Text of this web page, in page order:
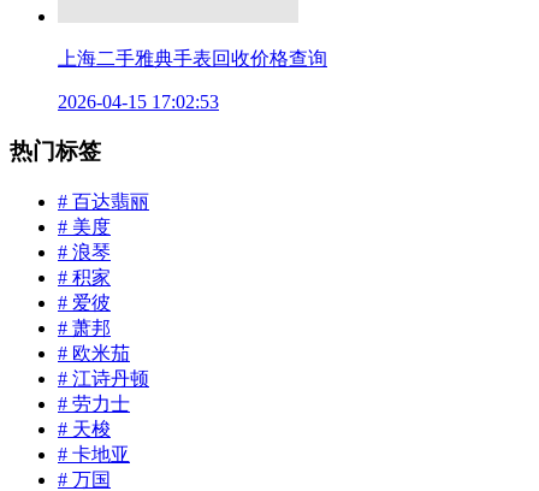
上海二手雅典手表回收价格查询
2026-04-15 17:02:53
热门标签
# 百达翡丽
# 美度
# 浪琴
# 积家
# 爱彼
# 萧邦
# 欧米茄
# 江诗丹顿
# 劳力士
# 天梭
# 卡地亚
# 万国